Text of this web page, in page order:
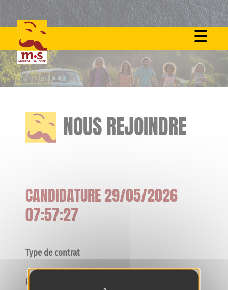
Skip
NOUS REJOINDRE
CANDIDATURE 29/05/2026
07:57:27
Type de contrat
Poste